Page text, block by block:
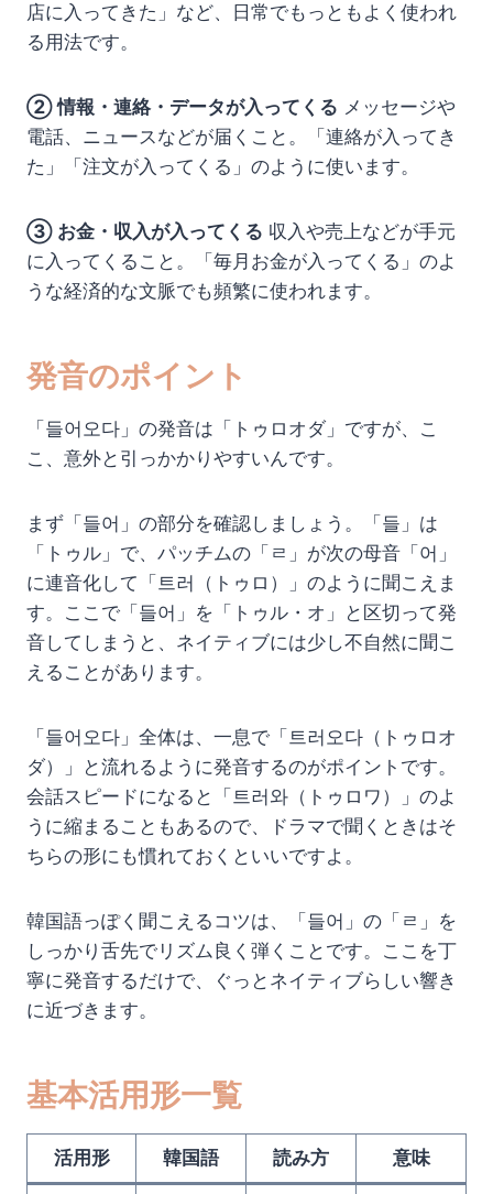
店に入ってきた」など、日常でもっともよく使われ
る用法です。
② 情報・連絡・データが入ってくる メッセージや
電話、ニュースなどが届くこと。「連絡が入ってき
た」「注文が入ってくる」のように使います。
③ お金・収入が入ってくる 収入や売上などが手元
に入ってくること。「毎月お金が入ってくる」のよ
うな経済的な文脈でも頻繁に使われます。
発音のポイント
「들어오다」の発音は「トゥロオダ」ですが、こ
こ、意外と引っかかりやすいんです。
まず「들어」の部分を確認しましょう。「들」は
「トゥル」で、パッチムの「ㄹ」が次の母音「어」
に連音化して「트러（トゥロ）」のように聞こえま
す。ここで「들어」を「トゥル・オ」と区切って発
音してしまうと、ネイティブには少し不自然に聞こ
えることがあります。
「들어오다」全体は、一息で「트러오다（トゥロオ
ダ）」と流れるように発音するのがポイントです。
会話スピードになると「트러와（トゥロワ）」のよ
うに縮まることもあるので、ドラマで聞くときはそ
ちらの形にも慣れておくといいですよ。
韓国語っぽく聞こえるコツは、「들어」の「ㄹ」を
しっかり舌先でリズム良く弾くことです。ここを丁
寧に発音するだけで、ぐっとネイティブらしい響き
に近づきます。
基本活用形一覧
活用形 韓国語 読み方 意味